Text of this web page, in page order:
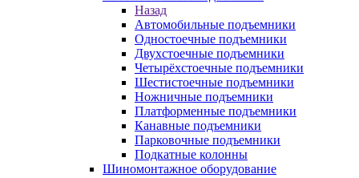
Назад
Автомобильные подъемники
Одностоечные подъемники
Двухстоечные подъемники
Четырёхстоечные подъемники
Шестистоечные подъемники
Ножничные подъемники
Платформенные подъемники
Канавные подъемники
Парковочные подъемники
Подкатные колонны
Шиномонтажное оборудование